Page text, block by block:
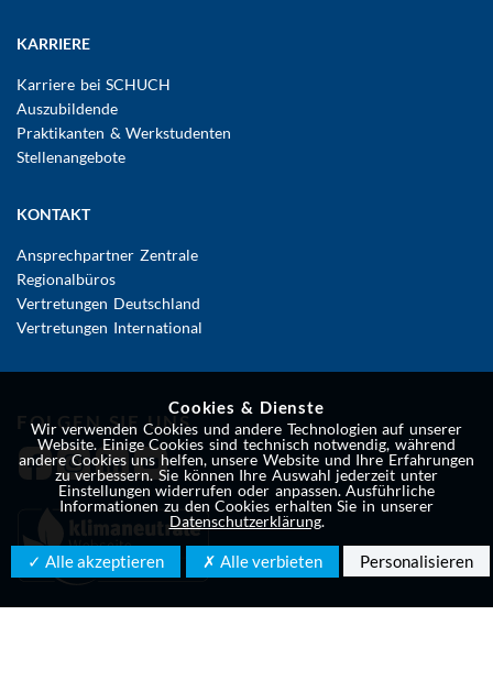
KARRIERE
Karriere bei SCHUCH
Auszubildende
Praktikanten & Werkstudenten
Stellenangebote
KONTAKT
Ansprechpartner Zentrale
Regionalbüros
Vertretungen Deutschland
Vertretungen International
FOLGEN SIE UNS
Cookies & Dienste
Wir verwenden Cookies und andere Technologien auf unserer
Website. Einige Cookies sind technisch notwendig, während
andere Cookies uns helfen, unsere Website und Ihre Erfahrungen
zu verbessern. Sie können Ihre Auswahl jederzeit unter
Einstellungen widerrufen oder anpassen. Ausführliche
Informationen zu den Cookies erhalten Sie in unserer
Datenschutzerklärung.
✓ Alle akzeptieren ✗ Alle verbieten Personalisieren